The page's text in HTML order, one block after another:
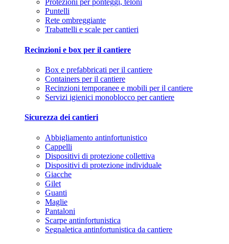
Protezioni per ponteggi, teloni
Puntelli
Rete ombreggiante
Trabattelli e scale per cantieri
Recinzioni e box per il cantiere
Box e prefabbricati per il cantiere
Containers per il cantiere
Recinzioni temporanee e mobili per il cantiere
Servizi igienici monoblocco per cantiere
Sicurezza dei cantieri
Abbigliamento antinfortunistico
Cappelli
Dispositivi di protezione collettiva
Dispositivi di protezione individuale
Giacche
Gilet
Guanti
Maglie
Pantaloni
Scarpe antinfortunistica
Segnaletica antinfortunistica da cantiere